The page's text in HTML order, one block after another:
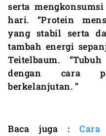
serta
hari. “Protein
yang stabil serta
tambah energi
Teitelbaum.
dengan cara
berkelanjutan. ”
Baca juga :